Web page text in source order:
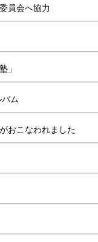
員会へ協力
」
ム
おこなわれました